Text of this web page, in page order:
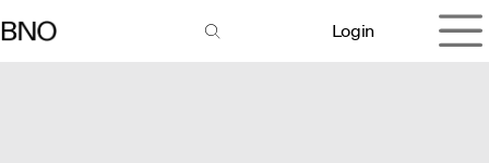
Login